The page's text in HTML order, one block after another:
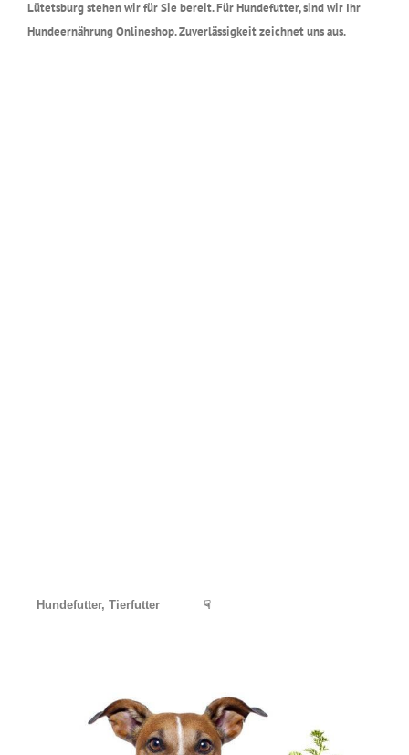
Lütetsburg stehen wir für Sie bereit. Für Hundefutter, sind wir Ihr
Hundeernährung Onlineshop. Zuverlässigkeit zeichnet uns aus.
Hundefutter, Tierfutter ☟